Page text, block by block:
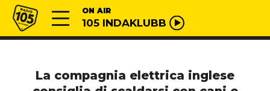
Vai al contenuto
Radio 105 ON AIR
105 INDAKLUBB
La compagnia elettrica inglese